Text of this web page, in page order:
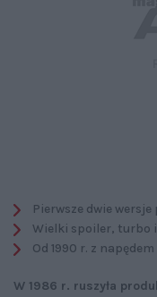
Pierwsze dwie
Wielki spoiler, turbo
Od 1990 r. z napędem
W 1986 r. ruszyła